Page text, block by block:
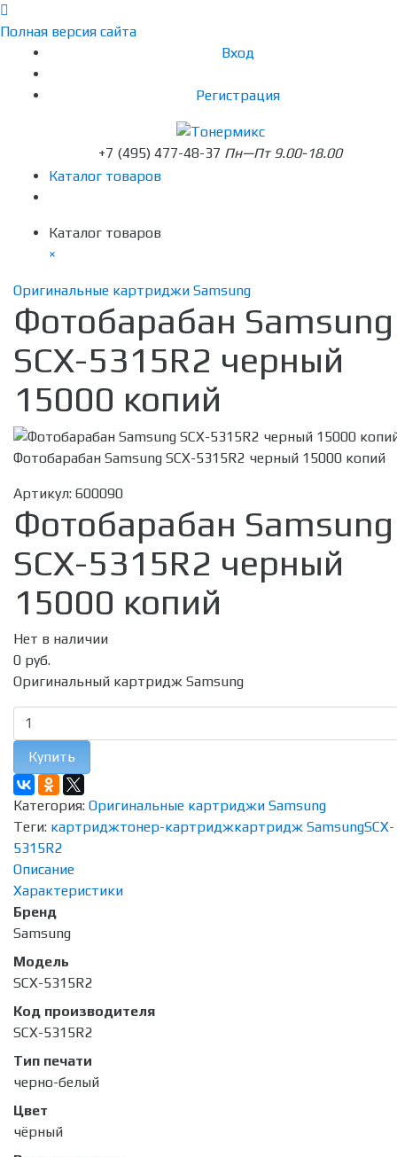
Полная версия сайта
Вход
Регистрация
+7 (495) 477-48-37 Пн—Пт 9.00-18.00
Каталог товаров
Каталог товаров
×
Оригинальные картриджи Samsung
Фотобарабан Samsung
SCX-5315R2 черный
15000 копий
Фотобарабан Samsung SCX-5315R2 черный 15000 копий
Артикул: 600090
Фотобарабан Samsung
SCX-5315R2 черный
15000 копий
Нет в наличии
0 руб.
Оригинальный картридж Samsung
Купить
Категория: Оригинальные картриджи Samsung
Теги: картриджтонер-картриджкартридж SamsungSCX-
5315R2
Описание
Характеристики
Бренд
Samsung
Модель
SCX-5315R2
Код производителя
SCX-5315R2
Тип печати
черно-белый
Цвет
чёрный